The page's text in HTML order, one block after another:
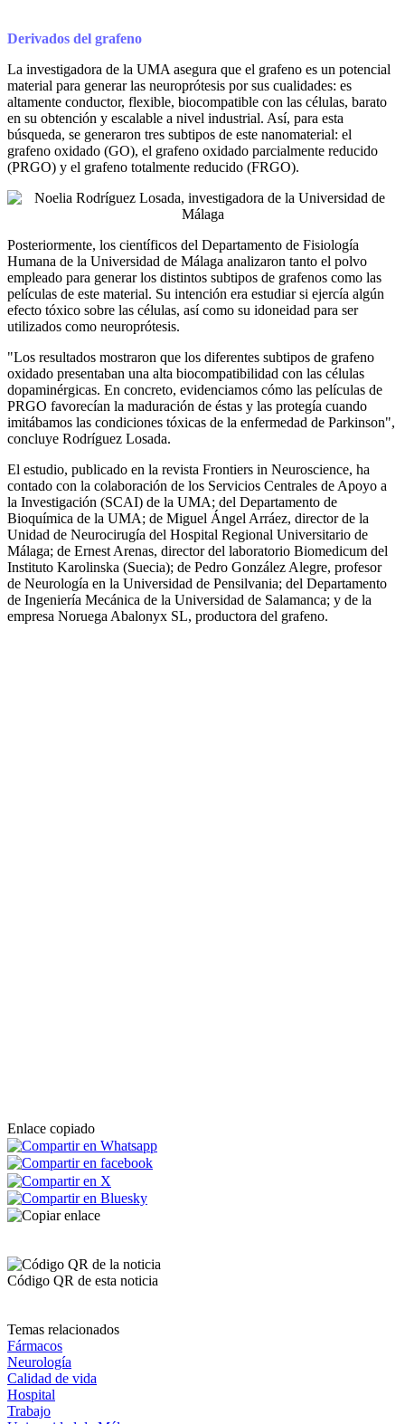
Derivados del grafeno
La investigadora de la UMA asegura que el grafeno es un potencial
material para generar las neuroprótesis por sus cualidades: es
altamente conductor, flexible, biocompatible con las células, barato
en su obtención y escalable a nivel industrial. Así, para esta
búsqueda, se generaron tres subtipos de este nanomaterial: el
grafeno oxidado (GO), el grafeno oxidado parcialmente reducido
(PRGO) y el grafeno totalmente reducido (FRGO).
Posteriormente, los científicos del Departamento de Fisiología
Humana de la Universidad de Málaga analizaron tanto el polvo
empleado para generar los distintos subtipos de grafenos como las
películas de este material. Su intención era estudiar si ejercía algún
efecto tóxico sobre las células, así como su idoneidad para ser
utilizados como neuroprótesis.
"Los resultados mostraron que los diferentes subtipos de grafeno
oxidado presentaban una alta biocompatibilidad con las células
dopaminérgicas. En concreto, evidenciamos cómo las películas de
PRGO favorecían la maduración de éstas y las protegía cuando
imitábamos las condiciones tóxicas de la enfermedad de Parkinson",
concluye Rodríguez Losada.
El estudio, publicado en la revista Frontiers in Neuroscience, ha
contado con la colaboración de los Servicios Centrales de Apoyo a
la Investigación (SCAI) de la UMA; del Departamento de
Bioquímica de la UMA; de Miguel Ángel Arráez, director de la
Unidad de Neurocirugía del Hospital Regional Universitario de
Málaga; de Ernest Arenas, director del laboratorio Biomedicum del
Instituto Karolinska (Suecia); de Pedro González Alegre, profesor
de Neurología en la Universidad de Pensilvania; del Departamento
de Ingeniería Mecánica de la Universidad de Salamanca; y de la
empresa Noruega Abalonyx SL, productora del grafeno.
Enlace copiado
Código QR de esta noticia
Temas relacionados
Fármacos
Neurología
Calidad de vida
Hospital
Trabajo